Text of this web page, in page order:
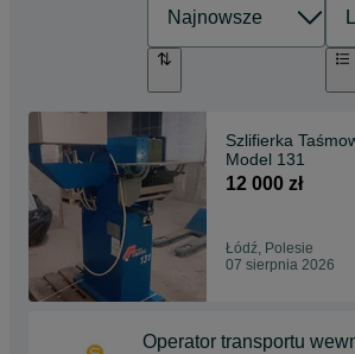
Szlifierka
Model 131
12 000 zł
Łódź, Polesie
07 sierpnia 2026
Operator transportu